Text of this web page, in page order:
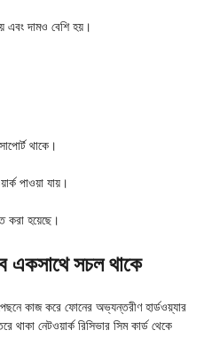
এবং দামও বেশি হয়।
থাকে।
পাওয়া যায়।
করা হয়েছে।
একসাথে সচল থাকে
কাজ করে ফোনের অভ্যন্তরীণ হার্ডওয়্যার
থাকা নেটওয়ার্ক রিসিভার সিম কার্ড থেকে